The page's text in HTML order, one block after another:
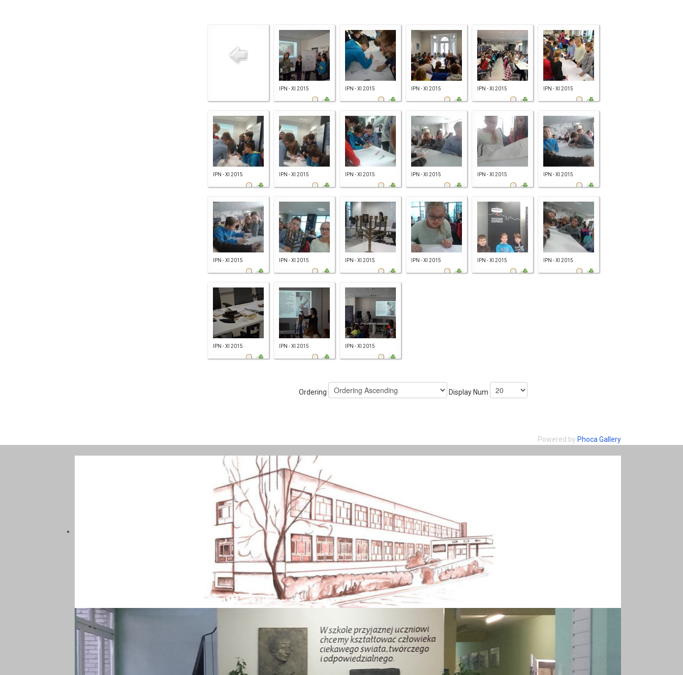
IPN - XI 2015 IPN - XI 2015 IPN - XI 2015 IPN - XI 2015 IPN - XI 2015
IPN - XI 2015 IPN - XI 2015 IPN - XI 2015 IPN - XI 2015 IPN - XI 2015 IPN - XI 2015
IPN - XI 2015 IPN - XI 2015 IPN - XI 2015 IPN - XI 2015 IPN - XI 2015 IPN - XI 2015
IPN - XI 2015 IPN - XI 2015 IPN - XI 2015
Ordering Display Num
Powered by Phoca Gallery
SZKOŁA PODSTAWOWA NR 58 Z ODDZIAŁAMI INTEGRACYJNYMI IM. MARII DĄBROWSKIEJ W
KATOWICACH